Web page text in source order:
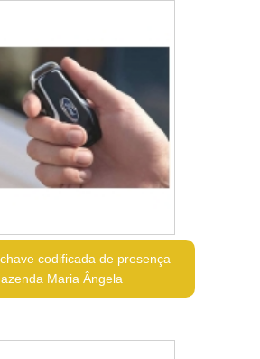
codificada de presença
Maria Ângela